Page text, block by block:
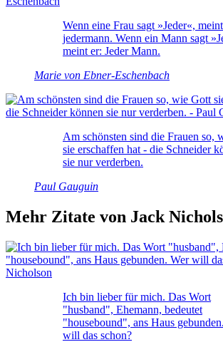
Wenn eine Frau sagt »Jeder«,
jedermann. Wenn ein Mann sagt
meint er: Jeder Mann.
Marie von Ebner-Eschenbach
Am schönsten sind die Frauen so,
sie erschaffen hat - die Schneider
sie nur verderben.
Paul Gauguin
Mehr Zitate von Jack
Ich bin lieber für mich. Das Wort
"husband", Ehemann, bedeutet
"housebound", ans Haus
will das schon?